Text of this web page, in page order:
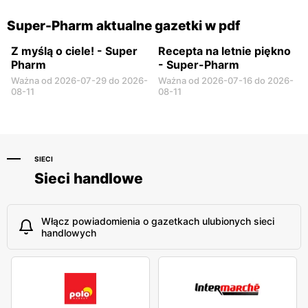
Polskiego 207
Super-Pharm aktualne gazetki w pdf
Z myślą o ciele! - Super
Pharm
Ważna od 2026-07-29 do 2026-
08-11
Recepta na letnie piękno
- Super-Pharm
Ważna od 2026-07-16 do 2026-
08-11
SIECI
Sieci handlowe
Włącz powiadomienia o gazetkach ulubionych sieci
handlowych